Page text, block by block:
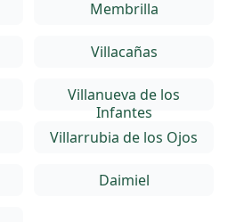
Membrilla
Villacañas
Villanueva de los
Infantes
Villarrubia de los Ojos
Daimiel